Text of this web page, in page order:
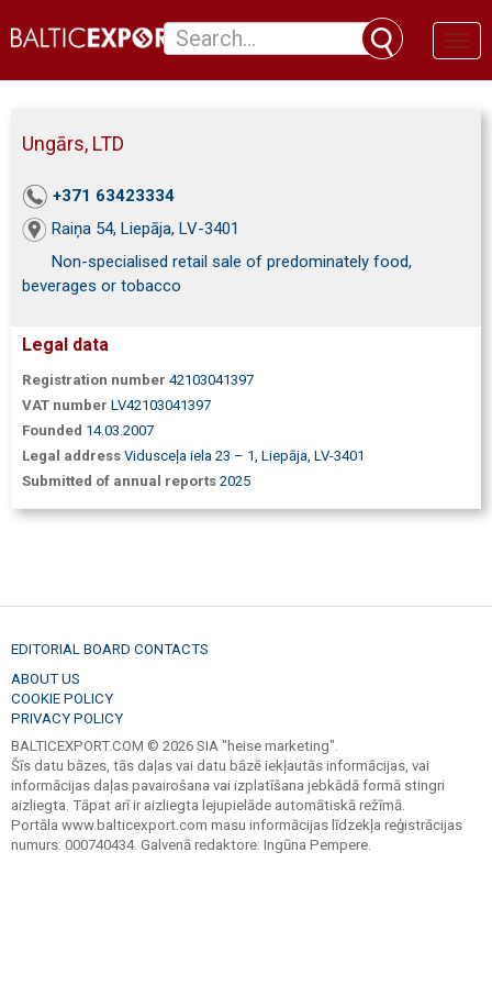
Ungārs, LTD
+371 63423334
Raiņa 54, Liepāja, LV-3401
Non-specialised retail sale of predominately food,
beverages or tobacco
Legal data
Registration number 42103041397
VAT number LV42103041397
Founded 14.03.2007
Legal address Vidusceļa iela 23 – 1, Liepāja, LV-3401
Submitted of annual reports 2025
EDITORIAL BOARD CONTACTS
ABOUT US
COOKIE POLICY
PRIVACY POLICY
BALTICEXPORT.COM © 2026 SIA "heise marketing".
Šīs datu bāzes, tās daļas vai datu bāzē iekļautās informācijas, vai
informācijas daļas pavairošana vai izplatīšana jebkādā formā stingri
aizliegta. Tāpat arī ir aizliegta lejupielāde automātiskā režīmā.
Portāla www.balticexport.com masu informācijas līdzekļa reģistrācijas
numurs: 000740434. Galvenā redaktore: Ingūna Pempere.